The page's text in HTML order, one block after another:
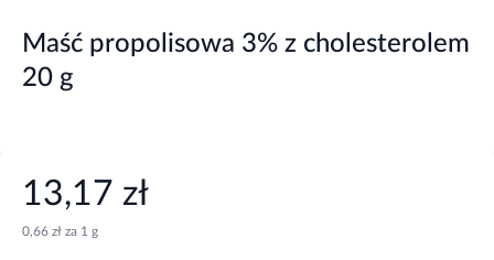
Maść propolisowa 3% z cholesterolem
20 g
13,17 zł
0,66 zł za 1 g